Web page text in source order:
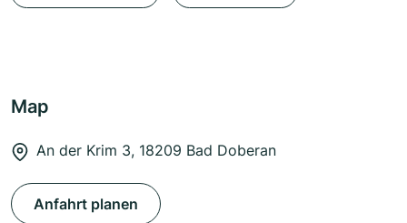
Map
An der Krim 3, 18209 Bad Doberan
Anfahrt planen